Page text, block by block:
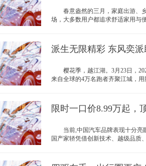
春意盎然的三月，家庭出游、乡
场，大多数用户都追求舒适家用与
派生无限精彩 东风奕派
樱花季，越江湖。3月23日，
来自全球的4万名跑者齐聚江城，
限时一口价8.99万起，
当前,中国汽车品牌表现十分亮
国产家轿凭借创新技术、越级品质